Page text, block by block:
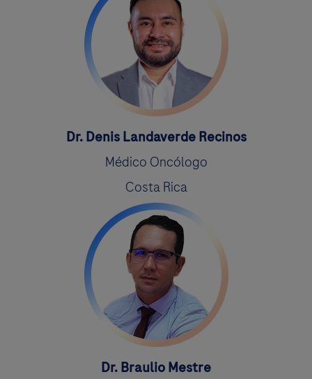
Dr. Denis Landaverde Recinos
Médico Oncólogo
Costa Rica
Dr. Braulio Mestre